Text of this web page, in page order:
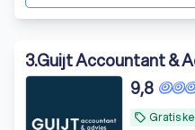
3.Guijt Accountant &
local_offer Gratis
9,8